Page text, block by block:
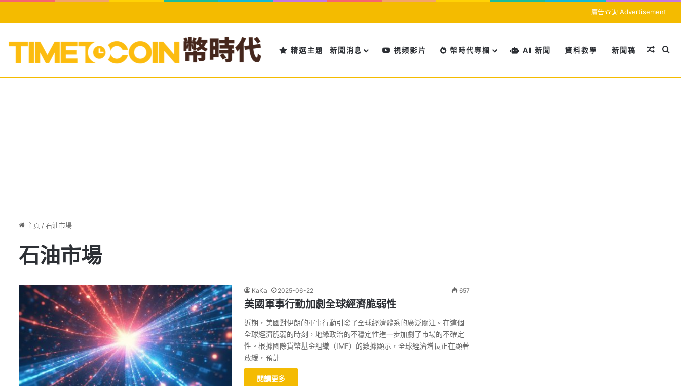
廣告查詢 Advertisement
精選主題 新聞消息 視頻影片 幣時代專欄 AI 新聞 資料教學 新聞稿 隨機文
搜
主頁 /石油市場
石油市場
KaKa 2025-06-22 657
美國軍事行動加劇全球經濟脆弱性
近期，美國對伊朗的軍事行動引發了全球經濟體系的廣泛關注。在這個
全球經濟脆弱的時刻，地緣政治的不穩定性進一步加劇了市場的不確定
性。根據國際貨幣基金組織（IMF）的數據顯示，全球經濟增長正在顯著
放緩，預計
閱讀更多